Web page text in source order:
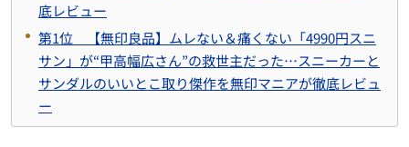
底レビュー
第1位 【無印良品】ムレない＆痛くない「4990円スニ
サン」が“甲高幅広さん”の救世主だった…スニーカーと
サンダルのいいとこ取り傑作を無印マニアが徹底レビュ
ー